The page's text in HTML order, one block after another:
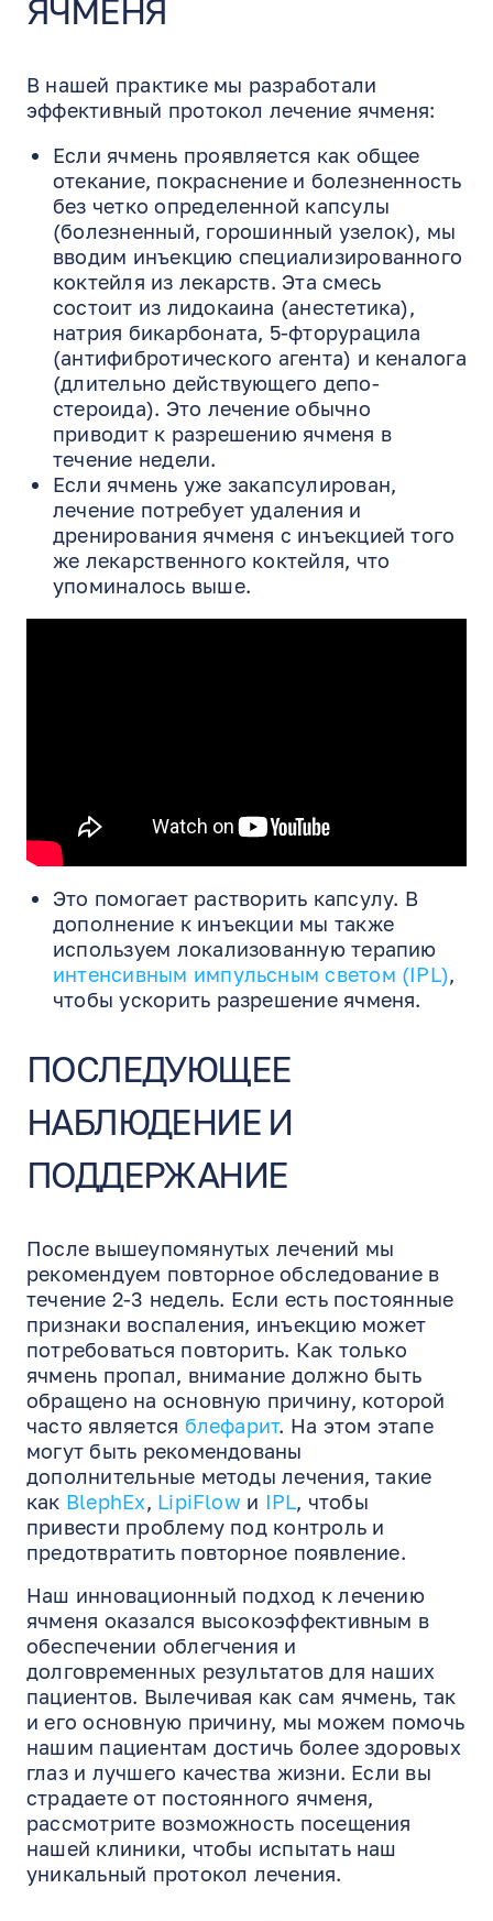
ЯЧМЕНЯ
В нашей практике мы разработали
эффективный протокол лечение ячменя:
Если ячмень проявляется как общее
отекание, покраснение и болезненность
без четко определенной капсулы
(болезненный, горошинный узелок), мы
вводим инъекцию специализированного
коктейля из лекарств. Эта смесь
состоит из лидокаина (анестетика),
натрия бикарбоната, 5-фторурацила
(антифибротического агента) и кеналога
(длительно действующего депо-
стероида). Это лечение обычно
приводит к разрешению ячменя в
течение недели.
Если ячмень уже закапсулирован,
лечение потребует удаления и
дренирования ячменя с инъекцией того
же лекарственного коктейля, что
упоминалось выше.
Это помогает растворить капсулу. В
дополнение к инъекции мы также
используем локализованную терапию
интенсивным импульсным светом (IPL),
чтобы ускорить разрешение ячменя.
ПОСЛЕДУЮЩЕЕ
НАБЛЮДЕНИЕ И
ПОДДЕРЖАНИЕ
После вышеупомянутых лечений мы
рекомендуем повторное обследование в
течение 2-3 недель. Если есть постоянные
признаки воспаления, инъекцию может
потребоваться повторить. Как только
ячмень пропал, внимание должно быть
обращено на основную причину, которой
часто является блефарит. На этом этапе
могут быть рекомендованы
дополнительные методы лечения, такие
как BlephEx, LipiFlow и IPL, чтобы
привести проблему под контроль и
предотвратить повторное появление.
Наш инновационный подход к лечению
ячменя оказался высокоэффективным в
обеспечении облегчения и
долговременных результатов для наших
пациентов. Вылечивая как сам ячмень, так
и его основную причину, мы можем помочь
нашим пациентам достичь более здоровых
глаз и лучшего качества жизни. Если вы
страдаете от постоянного ячменя,
рассмотрите возможность посещения
нашей клиники, чтобы испытать наш
уникальный протокол лечения.